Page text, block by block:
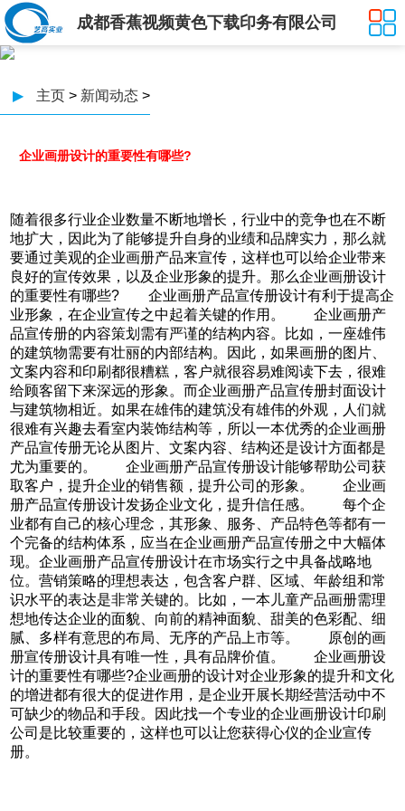
成都香蕉视频黄色下载印务有限公司
▶ 主页 > 新闻动态 >
企业画册设计的重要性有哪些?
随着很多行业企业数量不断地增长，行业中的竞争也在不断
地扩大，因此为了能够提升自身的业绩和品牌实力，那么就
要通过美观的企业画册产品来宣传，这样也可以给企业带来
良好的宣传效果，以及企业形象的提升。那么企业画册设计
的重要性有哪些? 企业画册产品宣传册设计有利于提高企
业形象，在企业宣传之中起着关键的作用。 企业画册产
品宣传册的内容策划需有严谨的结构内容。比如，一座雄伟
的建筑物需要有壮丽的内部结构。因此，如果画册的图片、
文案内容和印刷都很糟糕，客户就很容易难阅读下去，很难
给顾客留下来深远的形象。而企业画册产品宣传册封面设计
与建筑物相近。如果在雄伟的建筑没有雄伟的外观，人们就
很难有兴趣去看室内装饰结构等，所以一本优秀的企业画册
产品宣传册无论从图片、文案内容、结构还是设计方面都是
尤为重要的。 企业画册产品宣传册设计能够帮助公司获
取客户，提升企业的销售额，提升公司的形象。 企业画
册产品宣传册设计发扬企业文化，提升信任感。 每个企
业都有自己的核心理念，其形象、服务、产品特色等都有一
个完备的结构体系，应当在企业画册产品宣传册之中大幅体
现。企业画册产品宣传册设计在市场实行之中具备战略地
位。营销策略的理想表达，包含客户群、区域、年龄组和常
识水平的表达是非常关键的。比如，一本儿童产品画册需理
想地传达企业的面貌、向前的精神面貌、甜美的色彩配、细
腻、多样有意思的布局、无序的产品上市等。 原创的画
册宣传册设计具有唯一性，具有品牌价值。 企业画册设
计的重要性有哪些?企业画册的设计对企业形象的提升和文化
的增进都有很大的促进作用，是企业开展长期经营活动中不
可缺少的物品和手段。因此找一个专业的企业画册设计印刷
公司是比较重要的，这样也可以让您获得心仪的企业宣传
册。